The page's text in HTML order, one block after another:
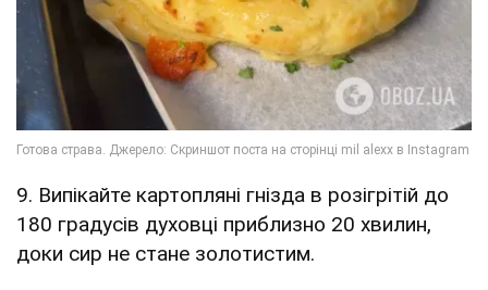
9. Випікайте картопляні гнізда в розігрітій до
180 градусів духовці приблизно 20 хвилин,
доки сир не стане золотистим.